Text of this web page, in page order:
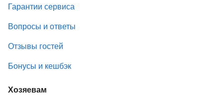
Гарантии сервиса
Вопросы и ответы
Отзывы гостей
Бонусы и кешбэк
Хозяевам